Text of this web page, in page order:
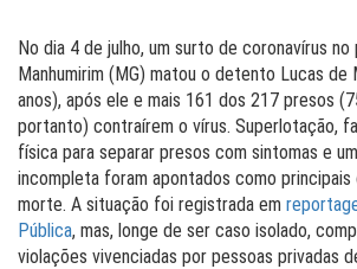
No dia 4 de julho, um surto de coronavírus no
Manhumirim (MG) matou o detento Lucas de
anos), após ele e mais 161 dos 217 presos
portanto) contraírem o vírus. Superlotação,
física para separar presos com sintomas e
incompleta foram apontados como
morte. A situação foi registrada em
Pública, mas, longe de ser caso isolado,
violações vivenciadas por pessoas privadas